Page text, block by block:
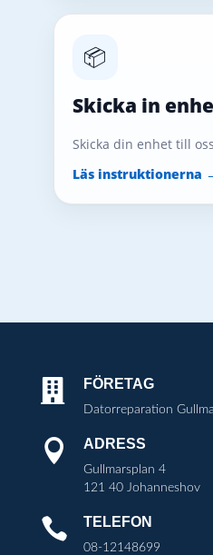
📦
Skicka in
Skicka din enhet till
Läs instruktionerna
 FÖRETAG
Datorreparation
 ADRESS
Gullmarsplan 4
121 40 Johanneshov
 TELEFON
08-12148699